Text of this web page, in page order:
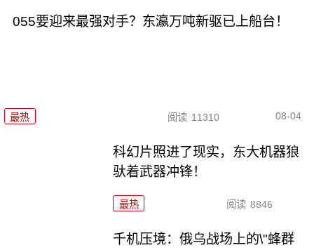
055要迎来最强对手？东瀛万吨新驱已上船台！
最热 阅读 11310 08-04
科幻片照进了现实，东大机器狼
驮着武器冲锋！
最热 阅读 8846
千机压境：俄乌战场上的\"蜂群